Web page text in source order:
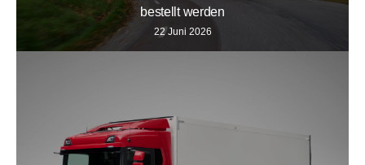
bestellt werden
22 Juni 2026